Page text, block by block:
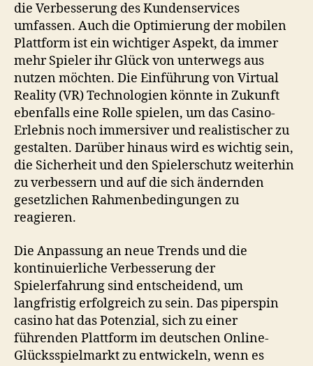
die Verbesserung des Kundenservices
umfassen. Auch die Optimierung der mobilen
Plattform ist ein wichtiger Aspekt, da immer
mehr Spieler ihr Glück von unterwegs aus
nutzen möchten. Die Einführung von Virtual
Reality (VR) Technologien könnte in Zukunft
ebenfalls eine Rolle spielen, um das Casino-
Erlebnis noch immersiver und realistischer zu
gestalten. Darüber hinaus wird es wichtig sein,
die Sicherheit und den Spielerschutz weiterhin
zu verbessern und auf die sich ändernden
gesetzlichen Rahmenbedingungen zu
reagieren.
Die Anpassung an neue Trends und die
kontinuierliche Verbesserung der
Spielerfahrung sind entscheidend, um
langfristig erfolgreich zu sein. Daspiperspin
casinohat das Potenzial, sich zu einer
führenden Plattform im deutschen Online-
Glücksspielmarkt zu entwickeln, wenn es